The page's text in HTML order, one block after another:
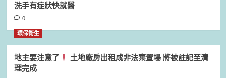
洗手有症狀快就醫
0
環保衛生
地主要注意了
土地廠房出租成非法棄置場 將被註記至清
理完成